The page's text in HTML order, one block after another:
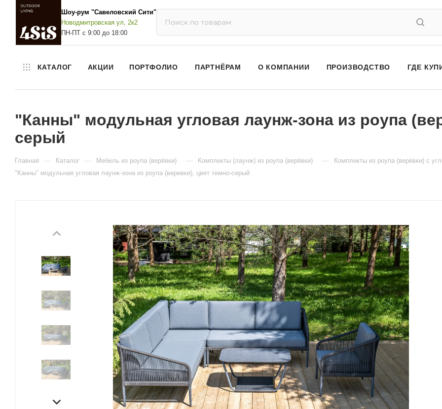
Шоу-рум "Савеловский Сити"
Новодмитровская ул, 2к2
ПН-ПТ с 9:00 до 18:00
КАТАЛОГ АКЦИИ ПОРТФОЛИО ПАРТНЁРАМ О КОМПАНИИ ПРОИЗВОДСТВО ГДЕ
"Канны" модульная угловая лаунж-зона из роупа
серый
Главная — Каталог — Мебель из роупа (верёвки) — Комплекты (лаунж) из роупа (верёвки) — Комплекты из роупа (верёвки) с
"Канны" модульная угловая лаунж-зона из роупа (веревки), цвет темно-серый